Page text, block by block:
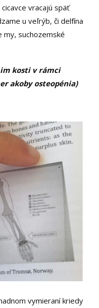
vracajú späť
u veľrýb, či delfína
my, suchozemské
im kosti v rámci
akoby osteopénia)
vymieraní kriedy